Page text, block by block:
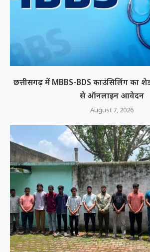
छत्तीसगढ़ में MBBS-BDS काउंसिलिंग का
से ऑनलाइन आवेदन
August 7, 2026